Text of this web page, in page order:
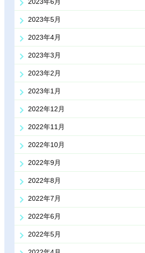
2023年5月
2023年4月
2023年3月
2023年2月
2023年1月
2022年12月
2022年11月
2022年10月
2022年9月
2022年8月
2022年7月
2022年6月
2022年5月